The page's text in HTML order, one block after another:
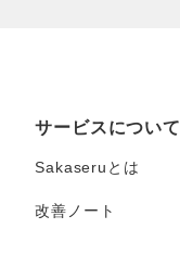
サービスについて
Sakaseruとは
改善ノート